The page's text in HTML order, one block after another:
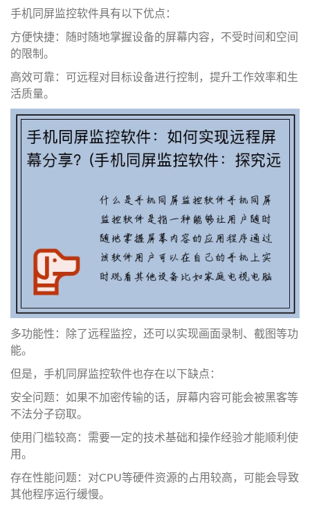
手机同屏监控软件具有以下优点：
方便快捷：随时随地掌握设备的屏幕内容，不受时间和空间
的限制。
高效可靠：可远程对目标设备进行控制，提升工作效率和生
活质量。
多功能性：除了远程监控，还可以实现画面录制、截图等功
能。
但是，手机同屏监控软件也存在以下缺点：
安全问题：如果不加密传输的话，屏幕内容可能会被黑客等
不法分子窃取。
使用门槛较高：需要一定的技术基础和操作经验才能顺利使
用。
存在性能问题：对CPU等硬件资源的占用较高，可能会导致
其他程序运行缓慢。